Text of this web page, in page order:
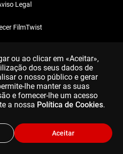
Legal
FilmTwist
ou ao clicar em «Aceitar»,
dos seus dados de
o nosso público e gerar
lhe manter as suas
e fornecer-lhe um acesso
a nossa Política de Cookies.
Aceitar